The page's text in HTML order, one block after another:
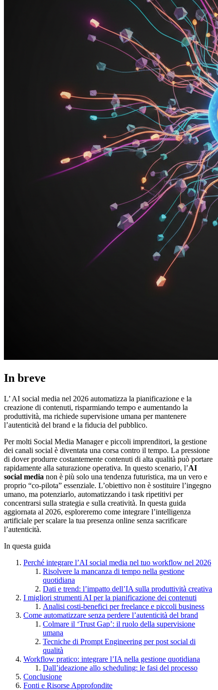
In breve
L’ AI social media nel 2026 automatizza la pianificazione e la
creazione di contenuti, risparmiando tempo e aumentando la
produttività, ma richiede supervisione umana per mantenere
l’autenticità del brand e la fiducia del pubblico.
Per molti Social Media Manager e piccoli imprenditori, la gestione
dei canali social è diventata una corsa contro il tempo. La pressione
di dover produrre costantemente contenuti di alta qualità può portare
rapidamente alla saturazione operativa. In questo scenario, l’AI
social media non è più solo una tendenza futuristica, ma un vero e
proprio “co-pilota” essenziale. L’obiettivo non è sostituire l’ingegno
umano, ma potenziarlo, automatizzando i task ripetitivi per
concentrarsi sulla strategia e sulla creatività. In questa guida
aggiornata al 2026, esploreremo come integrare l’intelligenza
artificiale per scalare la tua presenza online senza sacrificare
l’autenticità.
In questa guida
Perché integrare l’AI social media nel tuo workflow nel 2026
Risolvere la mancanza di tempo nella gestione
quotidiana
Dati e trend: l’impatto dell’IA sulla produttività creativa
I migliori strumenti AI per la pianificazione dei contenuti
Analisi costi-benefici per freelance e piccoli business
Come automatizzare senza perdere l’autenticità del brand
Colmare il ‘Trust Gap’: il ruolo della supervisione
umana
Tecniche di Prompt Engineering per post social di
qualità
Workflow pratico: integrare l’IA nella gestione quotidiana
Dall’ideazione allo scheduling: le fasi del processo
Conclusione
Fonti e Risorse Approfondite